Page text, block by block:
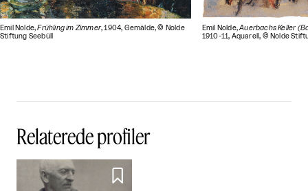
Emil Nolde,Frühling im Zimmer, 1904, Gemälde, © Nolde
Stiftung Seebüll
Emil Nolde,Auerbachs Keller
1910-11, Aquarell, © Nolde
Relaterede profiler
